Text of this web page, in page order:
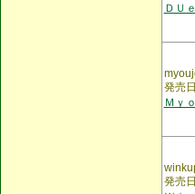
ＤＵ
発売
Ｍｙ
発売